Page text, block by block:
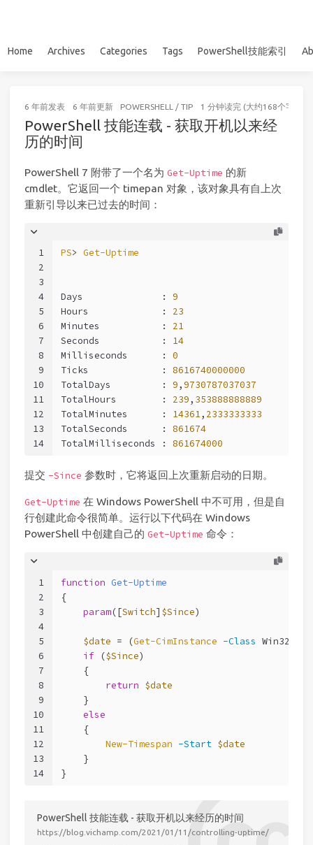
Home Archives Categories Tags PowerShell技能索引
6 年前发表 6 年前更新 POWERSHELL / TIP 1 分钟读完 (大约168个字)
PowerShell 技能连载 - 获取开机以来经
历的时间
PowerShell 7 附带了一个名为 Get-Uptime 的新
cmdlet。它返回一个 timepan 对象，该对象具有自上次
重新引导以来已过去的时间：
1
2
3
4
5
6
7
8
9
10
11
12
13
14
PS> Get-Uptime
Days              : 9
Hours             : 23
Minutes           : 21
Seconds           : 14
Milliseconds      : 0
Ticks             : 8616740000000
TotalDays         : 9,9730787037037
TotalHours        : 239, 353888888889
TotalMinutes      : 14361, 2333333333
TotalSeconds      : 861674
TotalMilliseconds : 861674000
提交 -Since 参数时，它将返回上次重新启动的日期。
Get-Uptime 在 Windows PowerShell 中不可用，但是自
行创建此命令很简单。运行以下代码在 Windows
PowerShell 中创建自己的 Get-Uptime 命令：
1
2
3
4
5
6
7
8
9
10
11
12
13
14
function Get-Uptime
{
param([Switch] $Since)
$date = (Get-CimInstance -Class
if ($Since)
    {
return $date
    }
else
    {
New-Timespan -Start $date
    }
}
PowerShell 技能连载 - 获取开机以来经历的时间
https://blog.vichamp.com/2021/01/11/controlling-uptime/